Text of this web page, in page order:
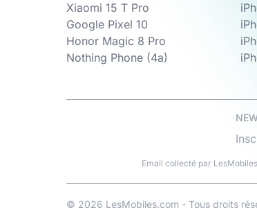
Xiaomi 15 T Pro
Google Pixel 10
Honor Magic 8 Pro
Nothing Phone (4a)
Email collecté par
© 2026 LesMobiles.com - Tous droits